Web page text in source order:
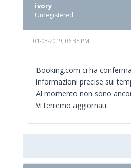
ivory
Unregistered
01-08-2019, 06:35 PM
Booking.com ci ha
informazioni precise sui
Al momento non sono
Vi terremo aggiornati.